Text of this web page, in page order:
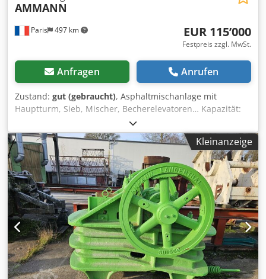
Paris 497 km
AMMANN
EUR 115’000
Festpreis zzgl. MwSt.
Anfragen Anrufen
Zustand: gut (gebraucht), Asphaltmischanlage mit
Hauptturm, Sieb, Mischer, Becherelevatoren… Kapazität:
160 Tonnen/Stunde Csdpfx Asy Hf Duef Eerf
Kleinanzeige